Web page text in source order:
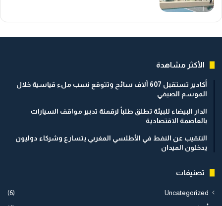
الأكثر مشاهدة
أكادير تستقبل 607 آلاف سائح وتتوقع نسب ملء قياسية خلال
الموسم الصيفي
الدار البيضاء للبيئة تطلق طلباً لرقمنة تدبير مواقف السيارات
بالعاصمة الاقتصادية
التنقيب عن النفط في الأطلسي المغربي يتسارع وشركاء دوليون
يدخلون الميدان
تصنيفات
Uncategorized
(6)